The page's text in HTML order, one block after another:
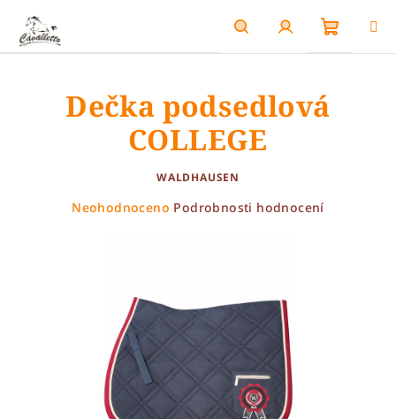
obsah
HledatPřihlášení
Dečka podsedlová
COLLEGE
WALDHAUSEN
Průměrné
hvězdiček.
Neohodnoceno Podrobnosti hodnocení